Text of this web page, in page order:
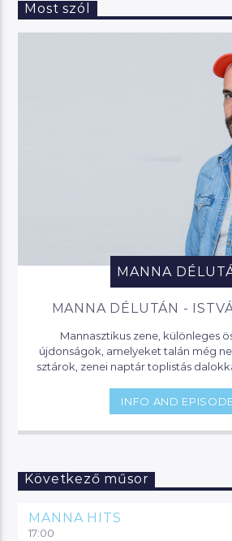
Most szól
MANNA
MANNA DÉLUTÁN -
Mannasztikus zene, különleges
újdonságok, amelyeket talán még
sztárok, zenei naptár toplistás
érdekeset, vagy olyat, amit eddig
INFO AND
Következő műsor
MANNA HITS
17:00